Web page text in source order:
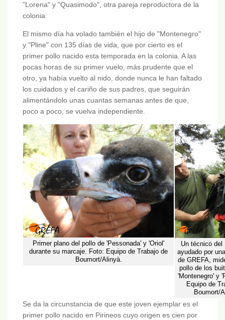
"Lorena" y "Quasimodo", otra pareja reproductora de la
colonia.
El mismo día ha volado también el hijo de "Montenegro"
y "Pline" con 135 días de vida, que por cierto es el
primer pollo nacido esta temporada en la colonia. A las
pocas horas de su primer vuelo, más prudente que el
otro, ya había vuelto al nido, donde nunca le han faltado
los cuidados y el cariño de sus padres, que seguirán
alimentándolo unas cuantas semanas antes de que,
poco a poco, se vuelva independiente.
Primer plano del pollo de 'Pessonada' y 'Oriol'
durante su marcaje. Foto: Equipo de Trabajo de
Boumort/Alinyà.
Un técnico del
ayudado por
de GREFA,
pollo de los
'Montenegro' y
Equipo de
Boumort/
Se da la circunstancia de que este joven ejemplar es el
primer pollo nacido en Pirineos cuyo origen es cien por